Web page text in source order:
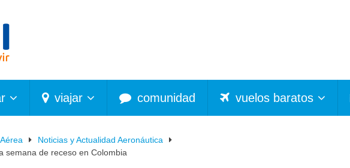
viajar comunidad vuelos baratos
Noticias y Actualidad Aeronáutica
semana de receso en Colombia